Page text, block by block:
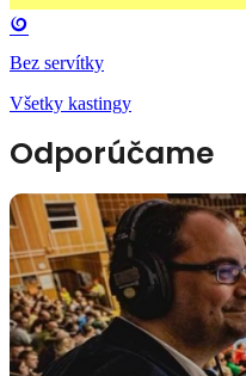
Bez servítky
Všetky kastingy
Odporúčame